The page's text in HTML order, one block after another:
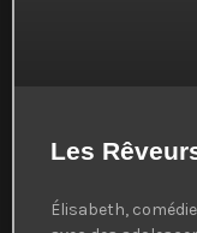
Les
Élisabeth,